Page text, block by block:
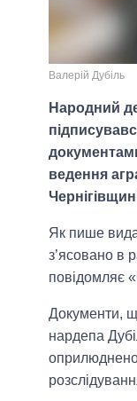
Валерій Дубіль
Народний
ведення
Як пише
з’ясовано в
повідомляє
Документи,
нардепа
оприлюднено